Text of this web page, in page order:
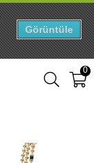
0
Görüntüle